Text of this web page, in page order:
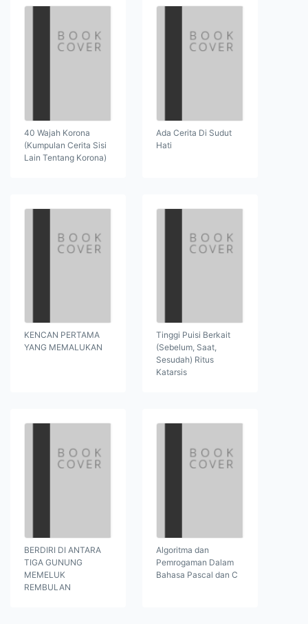
40 Wajah Korona
(Kumpulan Cerita Sisi
Lain Tentang Korona)
Ada Cerita Di Sudut
Hati
KENCAN PERTAMA
YANG MEMALUKAN
Tinggi Puisi Berkait
(Sebelum, Saat,
Sesudah) Ritus
Katarsis
BERDIRI DI ANTARA
TIGA GUNUNG
MEMELUK
REMBULAN
Algoritma dan
Pemrogaman Dalam
Bahasa Pascal dan C